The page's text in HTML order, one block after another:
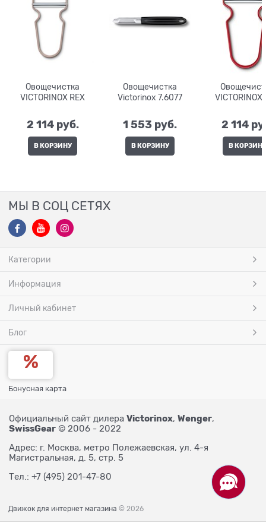
Овощечистка
VICTORINOX REX
2 114 руб.
В КОРЗИНУ
Овощечистка
Victorinox 7.6077
1 553 руб.
В КОРЗИНУ
VICTORINOX
2 114
В КОРЗИНУ
МЫ В СОЦ СЕТЯХ
Категории
Информация
Личный кабинет
Блог
Бонусная карта
Официальный сайт дилера Victorinox, Wenger,
SwissGear © 2006 - 2022
Адрес: г. Москва, метро Полежаевская, ул. 4-я
Магистральная, д. 5, стр. 5
Тел.: +7 (495) 201-47-80
Движок для интернет магазина © 2026